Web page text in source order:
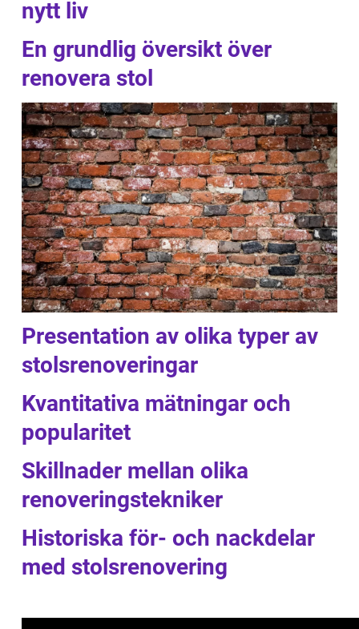
nytt liv
En grundlig översikt över
renovera stol
Presentation av olika typer av
stolsrenoveringar
Kvantitativa mätningar och
popularitet
Skillnader mellan olika
renoveringstekniker
Historiska för- och nackdelar
med stolsrenovering